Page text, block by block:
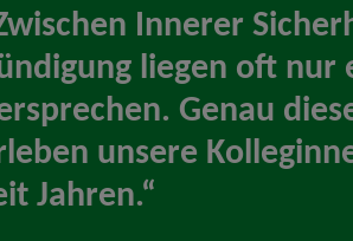
Innerer
liegen oft nur
Genau
unsere
Jahren.“